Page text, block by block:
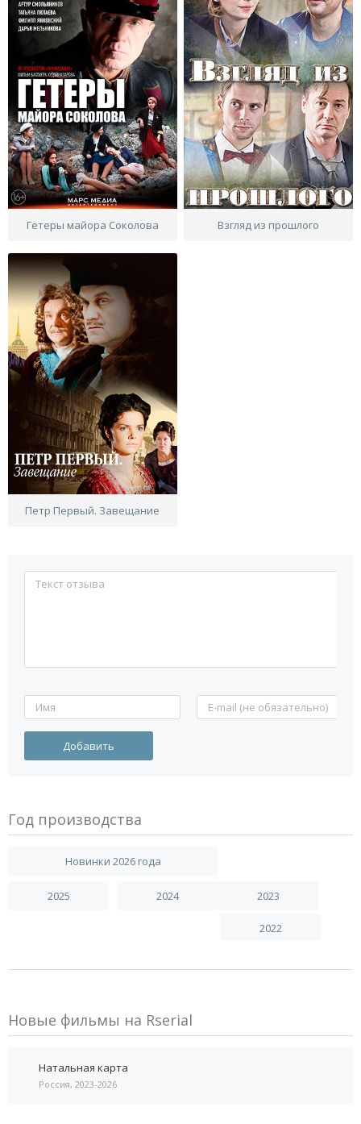
Гетеры майора Соколова Взгляд из прошлого
Петр Первый. Завещание
Год производства
Новинки 2026 года
2025 2024 2023
2022
Новые фильмы на Rserial
Натальная карта
Россия, 2023-2026